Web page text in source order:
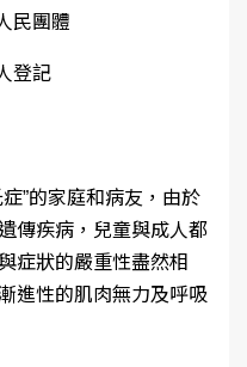
民團體
登記
症”的家庭和病友，由於
傳疾病，兒童與成人都
症狀的嚴重性盡然相
進性的肌肉無力及呼吸